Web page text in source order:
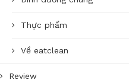
Thực phẩm
Về eatclean
Review